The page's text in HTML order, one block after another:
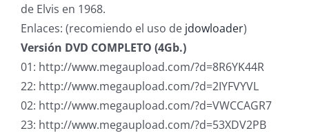
de Elvis en 1968.
Enlaces: (recomiendo el uso de jdowloader)
Versión DVD COMPLETO (4Gb.)
01: http://www.megaupload.com/?d=8R6YK44R
22: http://www.megaupload.com/?d=2IYFVYVL
02: http://www.megaupload.com/?d=VWCCAGR7
23: http://www.megaupload.com/?d=53XDV2PB